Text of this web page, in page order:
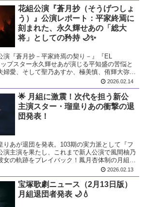
花組公演『蒼月抄（そうげつしょ
う）』公演レポート：平家終焉に
刻まれた、永久輝せあの「総大
将」としての矜持 🌙✨
『蒼月抄－平家終焉の契り－』『EL
プスター永久輝せあが演じる平知盛の苦悩と
愛、そして聖乃あすか、極美慎、侑輝大弥ら
2026.02.14
🌟 月組に激震！次代を担う新公
主演スター・瑠皇りあの衝撃の退
団発表！
りあが退団を発表。103期の実力派として『フ
演主演を果たし、これまで新人公演で風間柚乃
の軌跡をプレイバック！鳳月杏体制の月組ス
回の卒業が与える衝撃を徹底考察します。
2026.02.13
宝塚歌劇ニュース（2月13日版）
月組退団者発表 🌙💧